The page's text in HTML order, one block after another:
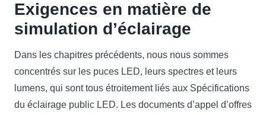
Exigences en matière de
simulation d’éclairage
Dans les chapitres précédents, nous nous sommes
concentrés sur les puces LED, leurs spectres et leurs
lumens, qui sont tous étroitement liés aux Spécifications
du éclairage public LED. Les documents d’appel d’offres